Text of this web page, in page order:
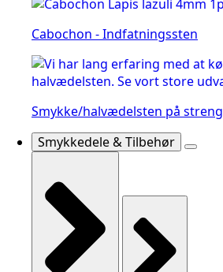
Cabochon - Indfatningssten
Smykke/halvædelsten på streng
Smykkedele & Tilbehør